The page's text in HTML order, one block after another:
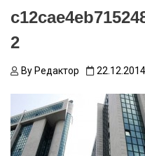
2
By Редактор 22.12.2014